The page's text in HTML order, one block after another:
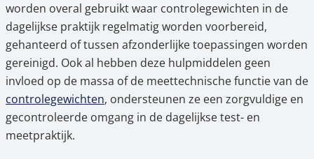
worden overal gebruikt waar controlegewichten in de
dagelijkse praktijk regelmatig worden voorbereid,
gehanteerd of tussen afzonderlijke toepassingen worden
gereinigd. Ook al hebben deze hulpmiddelen geen
invloed op de massa of de meettechnische functie van de
controlegewichten, ondersteunen ze een zorgvuldige en
gecontroleerde omgang in de dagelijkse test- en
meetpraktijk.